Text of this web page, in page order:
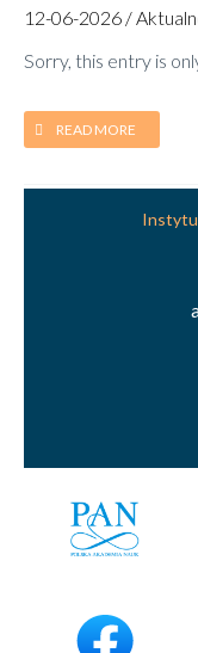
12-06-2026 /
Sorry, this entry is
READ MORE